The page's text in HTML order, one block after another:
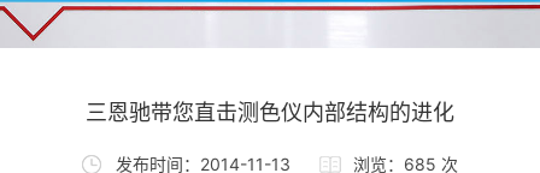
三恩驰带您直击测色仪内部结构的进化
发布时间：2014-11-13 浏览：685 次